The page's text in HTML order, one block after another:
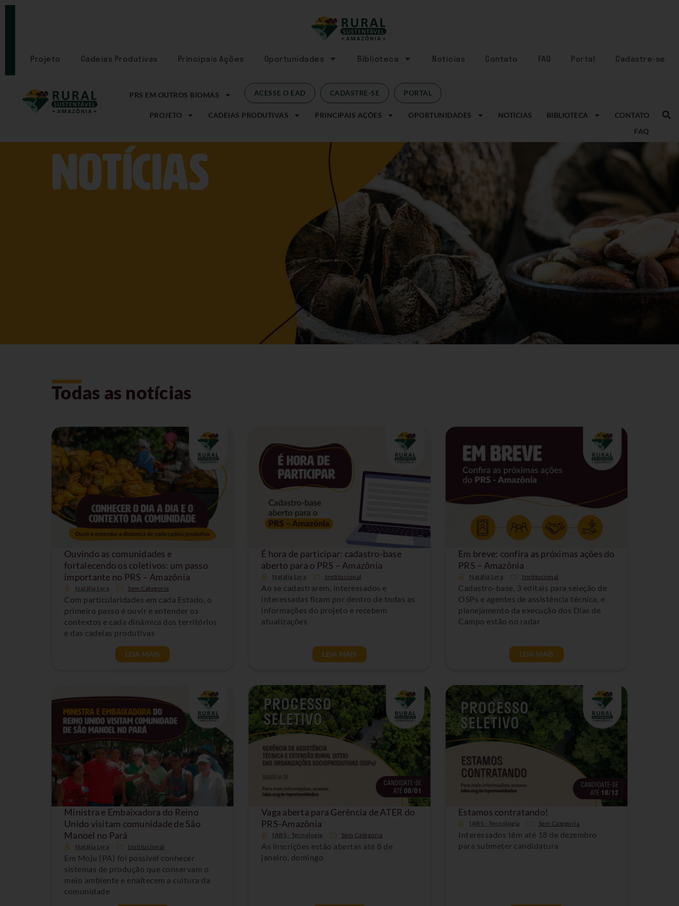
SE
Projeto Cadeias Produtivas Principais Ações Oportunidades Biblioteca Notícias Contato FAQ Portal Cadastre-se
PRS EM OUTROS BIOMAS ACESSE O EAD CADASTRE-SE PORTAL
PROJETO CADEIAS PRODUTIVAS PRINCIPAIS AÇÕES OPORTUNIDADES NOTÍCIAS BIBLIOTECA
CONTATO
FAQ
NOtícias
Todas as notícias
Ouvindo as comunidades e
fortalecendo os coletivos: um passo
importante no PRS – Amazônia
Natália Lyra Sem Categoria
Com particularidades em cada Estado, o
primeiro passo é ouvir e entender os
contextos e cada dinâmica dos territórios
e das cadeias produtivas
LEIA MAIS
É hora de participar: cadastro-base
aberto para o PRS – Amazônia
Natália Lyra Institucional
Ao se cadastrarem, interessados e
interessadas ficam por dentro de todas as
informações do projeto e recebem
atualizações
LEIA MAIS
Em breve: confira as próximas ações do
PRS – Amazônia
Natália Lyra Institucional
Cadastro-base, 3 editais para seleção de
OSPs e agentes de assistência técnica, e
planejamento da execução dos Dias de
Campo estão no radar
LEIA MAIS
Ministra e Embaixadora do Reino
Unido visitam comunidade de São
Manoel no Pará
Natália Lyra Institucional
Em Moju (PA) foi possível conhecer
sistemas de produção que conservam o
meio ambiente e enaltecem a cultura da
comunidade
Vaga aberta para Gerência de ATER do
PRS-Amazônia
IABS - Tecnologia Sem Categoria
As inscrições estão abertas até 8 de
janeiro, domingo
Estamos contratando!
IABS - Tecnologia Sem Categoria
Interessados têm até 18 de dezembro
para submeter candidatura